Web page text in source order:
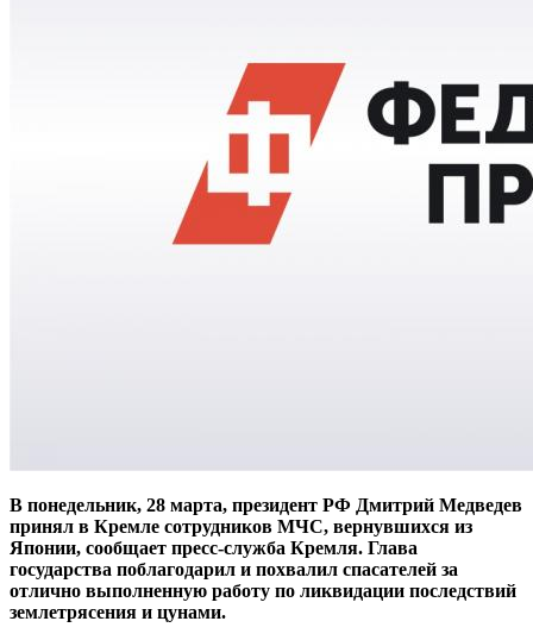
В понедельник, 28 марта, президент РФ Дмитрий Медведев
принял в Кремле сотрудников МЧС, вернувшихся из
Японии, сообщает пресс-служба Кремля. Глава
государства поблагодарил и похвалил спасателей за
отлично выполненную работу по ликвидации последствий
землетрясения и цунами.